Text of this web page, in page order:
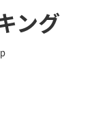
ング